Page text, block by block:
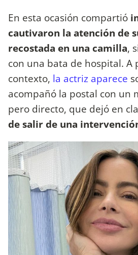
En esta ocasión compartió
cautivaron la atención de
recostada en una camilla,
con una bata de hospital. A
contexto, la actriz aparece
acompañó la postal con un
pero directo, que dejó en
de salir de una